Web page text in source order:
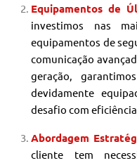
Equipamentos de
investimos nas
equipamentos de
comunicação
geração,
devidamente
desafio com eficiência
Abordagem
cliente tem